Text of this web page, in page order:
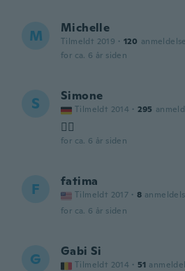
M Michelle
Tilmeldt 2019 · 120
for ca. 6 år siden
S Simone
Tilmeldt 2014 · 295
👍🏻
for ca. 6 år siden
F fatima
Tilmeldt 2017 · 8
for ca. 6 år siden
G Gabi Si
Tilmeldt 2014 · 51